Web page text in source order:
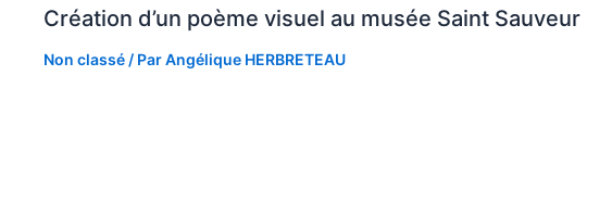
Création d’un poème visuel au musée Saint Sauveur
Non classé / ParAngélique HERBRETEAU